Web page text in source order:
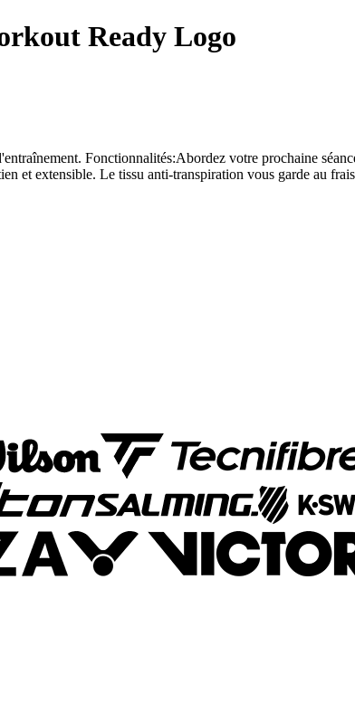
Ready Logo
Fonctionnalités:Abordez votre prochaine
et extensible. Le tissu anti-transpiration vous garde au